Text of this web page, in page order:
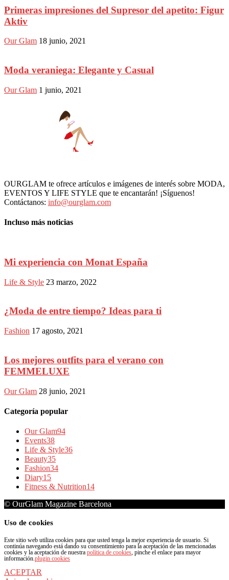
Primeras impresiones del Supresor del apetito: Figur
Aktiv
Our Glam 18 junio, 2021
Moda veraniega: Elegante y Casual
Our Glam 1 junio, 2021
OURGLAM te ofrece artículos e imágenes de interés sobre MODA,
EVENTOS Y LIFE STYLE que te encantarán! ¡Síguenos!
Contáctanos: info@ourglam.com
Incluso más noticias
Mi experiencia con Monat España
Life & Style 23 marzo, 2022
¿Moda de entre tiempo? Ideas para ti
Fashion 17 agosto, 2021
Los mejores outfits para el verano con
FEMMELUXE
Our Glam 28 junio, 2021
Categoría popular
Our Glam94
Events38
Life & Style36
Beauty35
Fashion34
Diary15
Fitness & Nutrition14
© OurGlam Magazine Barcelona
Uso de cookies
Este sitio web utiliza cookies para que usted tenga la mejor experiencia de usuario. Si
continúa navegando está dando su consentimiento para la aceptación de las mencionadas
cookies y la aceptación de nuestra política de cookies, pinche el enlace para mayor
información.plugin cookies
ACEPTAR